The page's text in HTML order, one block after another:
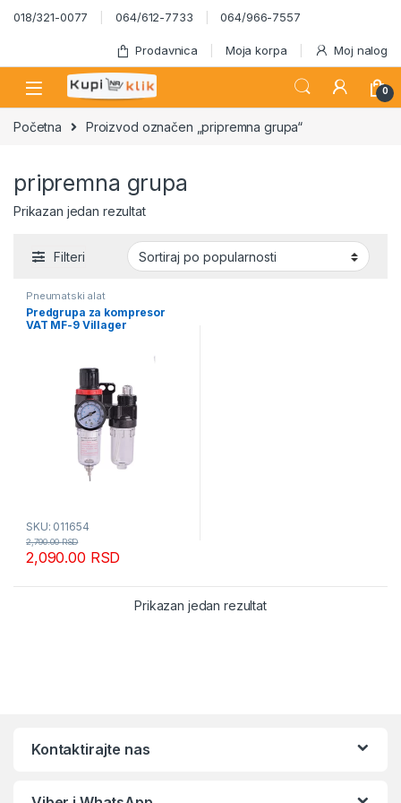
Skip to navigation
Skip to content
018/321-0077 064/612-7733 064/966-7557
Prodavnica Moja korpa Moj nalog
0
Početna Proizvod označen „pripremna grupa“
pripremna grupa
Prikazan jedan rezultat
Filteri
Pneumatski alat
Predgrupa za kompresor
VAT MF-9 Villager
SKU: 011654
2,090.00 RSD
2,790.00RSD
Prikazan jedan rezultat
Kontaktirajte nas